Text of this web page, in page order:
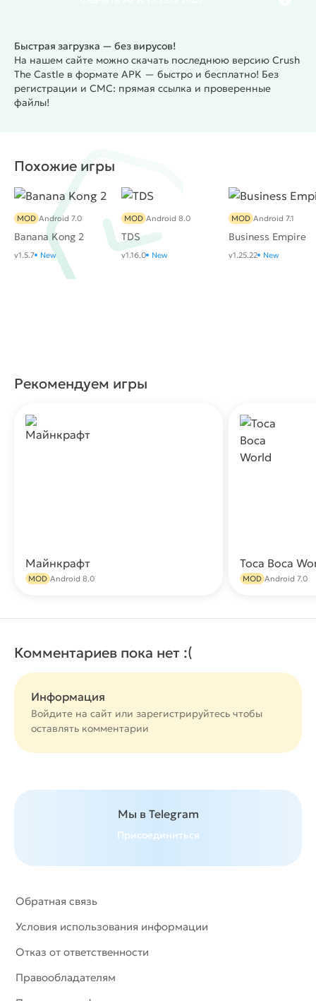
Быстрая загрузка — без вирусов!
На нашем сайте можно скачать последнюю версию Crush
The Castle в формате APK — быстро и бесплатно! Без
регистрации и СМС: прямая ссылка и проверенные
файлы!
Похожие игры
Banana Kong 2
MOD Android 7.0
v1.5.7 New
TDS
MOD Android 8.0
v1.16.0 New
Business Empire
MOD Android 7.1
v1.25.22 New
Рекомендуем игры
Майнкрафт
MOD Android 8.0
Toca Boca
MOD Android 7.0
Комментариев пока нет :(
Информация
Войдите на сайт или зарегистрируйтесь чтобы
оставлять комментарии
Мы в Telegram
Присоединиться
Обратная связь
Условия использования информации
Отказ от ответственности
Правообладателям